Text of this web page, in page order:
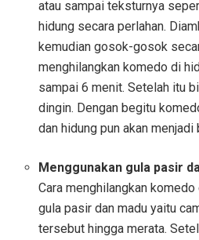
atau sampai teksturnya
hidung secara perlahan.
kemudian gosok-gosok
menghilangkan komedo di
sampai 6 menit. Setelah itu
dingin. Dengan begitu
dan hidung pun akan menjadi
Menggunakan gula pasir
Cara menghilangkan
gula pasir dan madu yaitu
tersebut hingga merata.